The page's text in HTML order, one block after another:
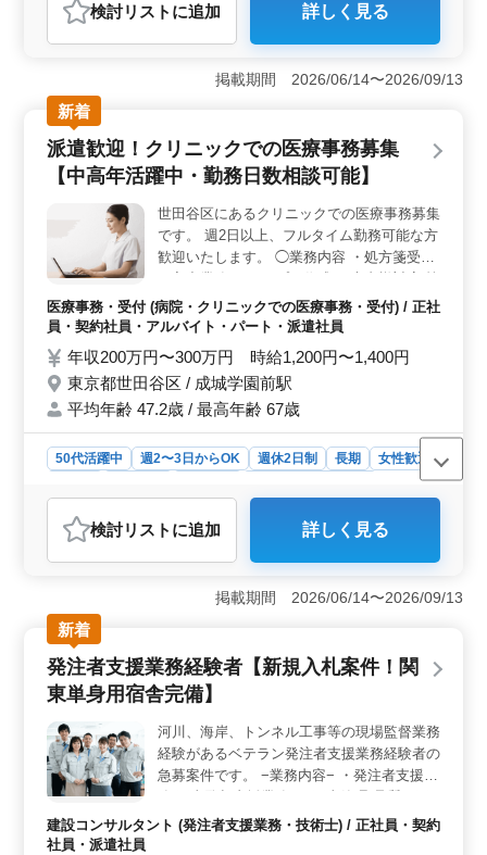
おすすめポイント
＜安定勤務環境＞ 50代以上の方も歓迎！グループホー
ムでの介護業務に携わりませんか。 安定した勤務環境
で、経験を活かして長く働くことができます。 ＜多
彩な業務＞ お仕事内容は、食事介助から看護師補助ま
で幅広い業務があります。入居者様の健康管理や生活援
助、身体機能のサポートなど、様々な場面で介護のプロ
として力を発揮できます。 ＜働きやすい条件＞ 週
ト制で、有給休暇も取得しやすいです。残業が少なめな
ので、仕事とプライベートの両立がしやすい環境で
す。 交通費実費支給も嬉しいポイントで、働きやすい
条件が揃っております。 まずはお気軽にお問い合わせ
ください。
検討リスト に追加 詳しく見る
掲載期間 2026/06/14〜2026/09/13
新着
派遣歓迎！クリニックでの医療事務募集
【中高年活躍中・勤務日数相談可能】
世田谷区にあるクリニックでの医療事務募集
です。 週2日以上、フルタイム勤務可能な方
歓迎いたします。 ◯業務内容 ・処方箋受付
＊40代以上歓迎 ＊社会保険完備 ＊週2日〜
OK ベテランのスタッフさん募集しておりま
医療事務・受付 (病院・クリニックでの医療事務・受付) / 正社
員・契約社員・アルバイト・パート・派遣社員
年収200万円〜300万円 時給1,200円〜1,400円
東京都世田谷区 / 成城学園前駅
平均年齢 47.2歳 / 最高年齢 67歳
50代活躍中 週2〜3日からOK 週休2日制 長期
女性歓迎
おすすめポイント
＜派遣歓迎・柔軟な勤務日数相談＞ 世田谷区のクリニ
ックでの医療事務募集です。週2日以上の勤務が可能であ
り、派遣社員も歓迎されています。また、勤務日数に関
しては柔軟に相談ができますので、自分のライフスタイ
ルに合わせて働くことができます。 ＜充実の業務内
容＞ 処方箋の受付入力やレセプトの作成、患者様への
対応など、医療事務業務全般に携わることができます。
す。年齢や経験に関係なく、積極的に応募してくださ
い。 ＜働きやすい環境＞ 世田谷区成城に位置し、
成城学園前駅からのアクセスも良好です。社会保険完備
や通勤手当の支給など、働きやすい環境が整っていま
す。また、シフト制や変形労働時間制を導入しており、
柔軟な働き方が可能です。
検討リスト に追加 詳しく見る
掲載期間 2026/06/14〜2026/09/13
新着
発注者支援業務経験者【新規入札案件！関
東単身用宿舎完備】
河川、海岸、トンネル工事等の現場監督業務
経験があるベテラン発注者支援業務経験者の
急募案件です。 −業務内容− ・発注者支援業
程・安全)、施工計画 ・現場での打ち合わせ
建設コンサルタント (発注者支援業務・技術士) / 正社員・契約
社員・派遣社員